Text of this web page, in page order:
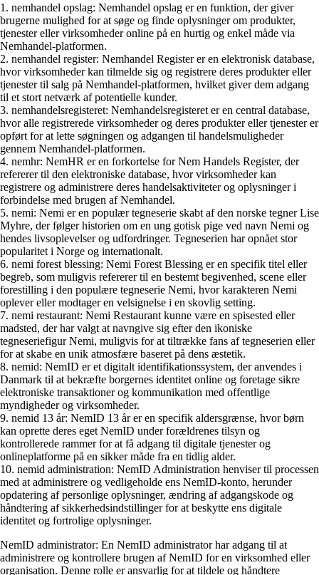
1. nemhandel opslag: Nemhandel opslag er en funktion, der giver
brugerne mulighed for at søge og finde oplysninger om produkter,
tjenester eller virksomheder online på en hurtig og enkel måde via
Nemhandel-platformen.
2. nemhandel register: Nemhandel Register er en elektronisk database,
hvor virksomheder kan tilmelde sig og registrere deres produkter eller
tjenester til salg på Nemhandel-platformen, hvilket giver dem adgang
til et stort netværk af potentielle kunder.
3. nemhandelsregisteret: Nemhandelsregisteret er en central database,
hvor alle registrerede virksomheder og deres produkter eller tjenester er
opført for at lette søgningen og adgangen til handelsmuligheder
gennem Nemhandel-platformen.
4. nemhr: NemHR er en forkortelse for Nem Handels Register, der
refererer til den elektroniske database, hvor virksomheder kan
registrere og administrere deres handelsaktiviteter og oplysninger i
forbindelse med brugen af Nemhandel.
5. nemi: Nemi er en populær tegneserie skabt af den norske tegner Lise
Myhre, der følger historien om en ung gotisk pige ved navn Nemi og
hendes livsoplevelser og udfordringer. Tegneserien har opnået stor
popularitet i Norge og internationalt.
6. nemi forest blessing: Nemi Forest Blessing er en specifik titel eller
begreb, som muligvis refererer til en bestemt begivenhed, scene eller
forestilling i den populære tegneserie Nemi, hvor karakteren Nemi
oplever eller modtager en velsignelse i en skovlig setting.
7. nemi restaurant: Nemi Restaurant kunne være en spisested eller
madsted, der har valgt at navngive sig efter den ikoniske
tegneseriefigur Nemi, muligvis for at tiltrække fans af tegneserien eller
for at skabe en unik atmosfære baseret på dens æstetik.
8. nemid: NemID er et digitalt identifikationssystem, der anvendes i
Danmark til at bekræfte borgernes identitet online og foretage sikre
elektroniske transaktioner og kommunikation med offentlige
myndigheder og virksomheder.
9. nemid 13 år: NemID 13 år er en specifik aldersgrænse, hvor børn
kan oprette deres eget NemID under forældrenes tilsyn og
kontrollerede rammer for at få adgang til digitale tjenester og
onlineplatforme på en sikker måde fra en tidlig alder.
10. nemid administration: NemID Administration henviser til processen
med at administrere og vedligeholde ens NemID-konto, herunder
opdatering af personlige oplysninger, ændring af adgangskode og
håndtering af sikkerhedsindstillinger for at beskytte ens digitale
identitet og fortrolige oplysninger.
NemID administrator: En NemID administrator har adgang til at
administrere og kontrollere brugen af NemID for en virksomhed eller
organisation. Denne rolle er ansvarlig for at tildele og håndtere